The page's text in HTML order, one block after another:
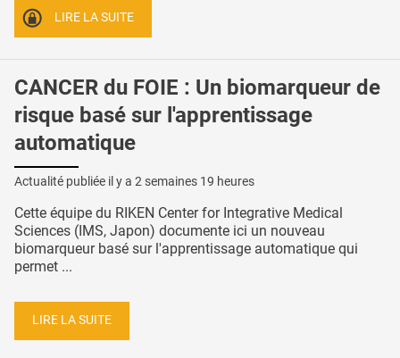
LIRE LA SUITE
CANCER du FOIE : Un biomarqueur de
risque basé sur l'apprentissage
automatique
Actualité publiée il y a 2 semaines 19 heures
Cette équipe du RIKEN Center for Integrative Medical
Sciences (IMS, Japon) documente ici un nouveau
biomarqueur basé sur l'apprentissage automatique qui
permet ...
LIRE LA SUITE